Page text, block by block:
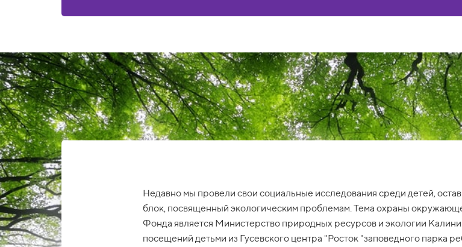
Недавно мы провели свои социальные исследования среди детей,
блок, посвященный экологическим проблемам. Тема охраны
Фонда является Министерство природных ресурсов и экологии
посещений детьми из Гусевского центра "Росток "заповедного парка